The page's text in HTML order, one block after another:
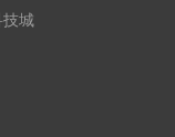
城